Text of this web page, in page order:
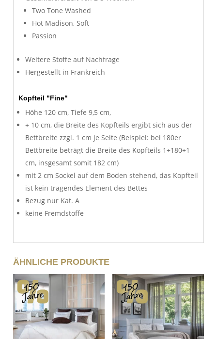
Two Tone Washed
Hot Madison, Soft
Passion
Weitere Stoffe auf Nachfrage
Hergestellt in Frankreich
Kopfteil "Fine"
Höhe 120 cm, Tiefe 9,5 cm,
+ 10 cm, die Breite des Kopfteils ergibt sich aus der
Bettbreite zzgl. 1 cm je Seite (Beispiel: bei 180er
Bettbreite beträgt die Breite des Kopfteils 1+180+1
cm, insgesamt somit 182 cm)
mit 2 cm Sockel auf dem Boden stehend, das Kopfteil
ist kein tragendes Element des Bettes
Bezug nur Kat. A
keine Fremdstoffe
ÄHNLICHE PRODUKTE